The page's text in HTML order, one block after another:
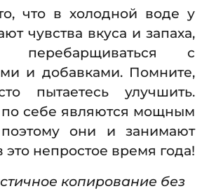
что в холодной воде у
чувства вкуса и запаха,
перебарщиваться с
и добавками. Помните,
пытаетесь улучшить.
себе являются мощным
поэтому они и занимают
это непростое время года!
копирование без